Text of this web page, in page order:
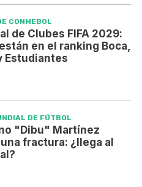
CONMEBOL
de Clubes FIFA 2029:
en el ranking Boca,
Estudiantes
DE FÚTBOL
"Dibu" Martínez
fractura: ¿llega al